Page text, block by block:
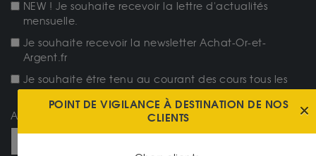
NEW ! Je souhaite recevoir la lettre d'actualités
mensuelle.
Je souhaite recevoir la newsletter Achat-Or-et-
Argent.fr
Je souhaite être tenu au courant des cours tous les
Adresse e-mail
POINT DE VIGILANCE À DESTINATION DE NOS
CLIENTS